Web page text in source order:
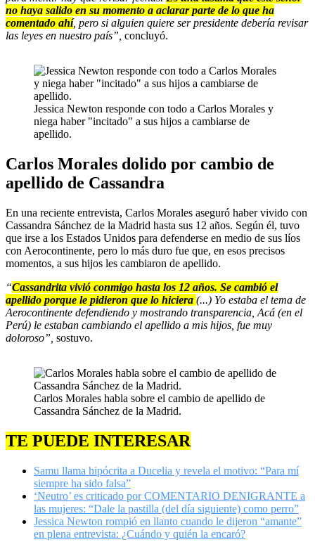
no haya salido en su momento a aclarar parte de lo que ha
comentado ahí, pero si alguien quiere ser presidente debería revisar
las leyes en nuestro país”, concluyó.
Jessica Newton responde con todo a Carlos Morales y
niega haber "incitado" a sus hijos a cambiarse de
apellido.
Carlos Morales dolido por cambio de
apellido de Cassandra
En una reciente entrevista, Carlos Morales aseguró haber vivido con
Cassandra Sánchez de la Madrid hasta sus 12 años. Según él, tuvo
que irse a los Estados Unidos para defenderse en medio de sus líos
con Aerocontinente, pero lo más duro fue que, en esos precisos
momentos, a sus hijos les cambiaron de apellido.
“Cassandrita vivió conmigo hasta los 12 años. Se cambió el
apellido porque le pidieron que lo hiciera (...) Yo estaba el tema de
Aerocontinente defendiendo y mostrando transparencia, Acá (en el
Perú) le estaban cambiando el apellido a mis hijos, fue muy
doloroso”, sostuvo.
Carlos Morales habla sobre el cambio de apellido de
Cassandra Sánchez de la Madrid.
TE PUEDE INTERESAR
Samu llama hipócrita a Ducelia y revela el motivo: “Para mí
siempre ha sido falsa”
‘Neutro’ es criticado por COMENTARIO DENIGRANTE a
las mujeres: “Dale la pastilla (del día siguiente) como perro”
Jessica Newton rompió en llanto cuando le dijeron “amante”
en plena entrevista: ¿Cuándo y quién la encaró?